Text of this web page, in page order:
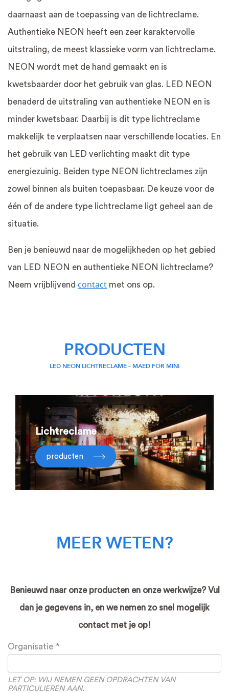
daarnaast aan de toepassing van de lichtreclame.
Authentieke NEON heeft een zeer karaktervolle
uitstraling, de meest klassieke vorm van lichtreclame.
NEON wordt met de hand gemaakt en is
kwetsbaarder door het gebruik van glas. LED NEON
benaderd de uitstraling van authentieke NEON en is
minder kwetsbaar. Daarbij is dit type lichtreclame
makkelijk te verplaatsen naar verschillende locaties. En
het gebruik van LED verlichting maakt dit type
energiezuinig. Beiden type NEON lichtreclames zijn
zowel binnen als buiten toepasbaar. De keuze voor de
één of de andere type lichtreclame ligt geheel aan de
situatie.
Ben je benieuwd naar de mogelijkheden op het gebied
van LED NEON en authentieke NEON lichtreclame?
Neem vrijblijvend contact met ons op.
PRODUCTEN
LED NEON LICHTRECLAME – MAED FOR MINI
Lichtreclame
producten
MEER WETEN?
Benieuwd naar onze producten en onze werkwijze? Vul
dan je gegevens in, en we nemen zo snel mogelijk
contact met je op!
Leave
this
blank
Organisatie
LET OP: WIJ NEMEN GEEN OPDRACHTEN VAN
PARTICULIEREN AAN.